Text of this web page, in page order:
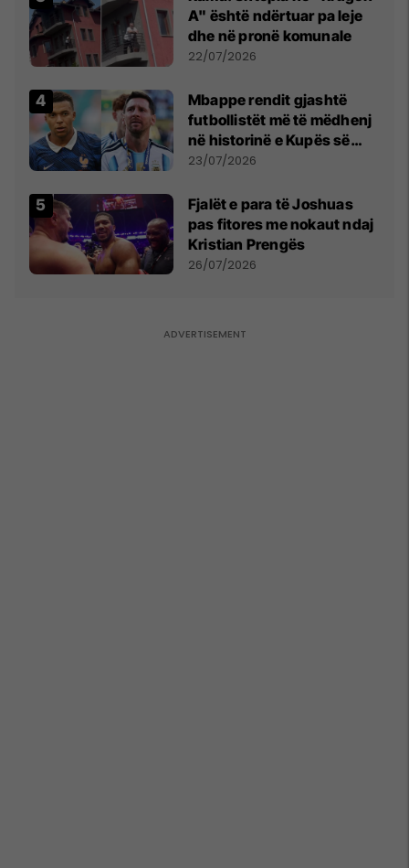
A" është ndërtuar pa leje
dhe në pronë komunale
22/07/2026
Mbappe rendit gjashtë
futbollistët më të mëdhenj
në historinë e Kupës së
Botës, Messi mbetet i dyti
23/07/2026
Fjalët e para të Joshuas
pas fitores me nokaut ndaj
Kristian Prengës
26/07/2026